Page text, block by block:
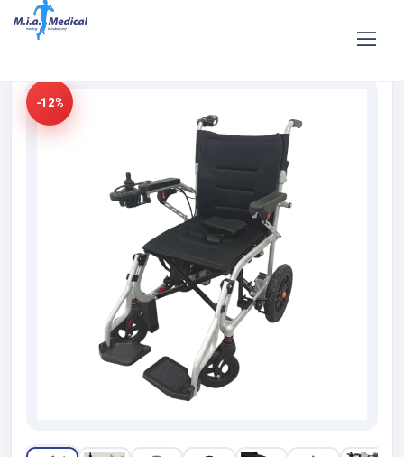
Home Shop
Ultraleggera Pieghevole Starlight
-12%